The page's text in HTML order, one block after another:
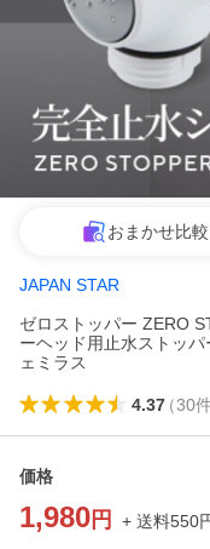
おまかせ比較
JAPAN STAR
ゼロストッパー ZERO
ーヘッド用止水ストッ
ェミラス
4.37（30
価格
1,980 円 + 送料550